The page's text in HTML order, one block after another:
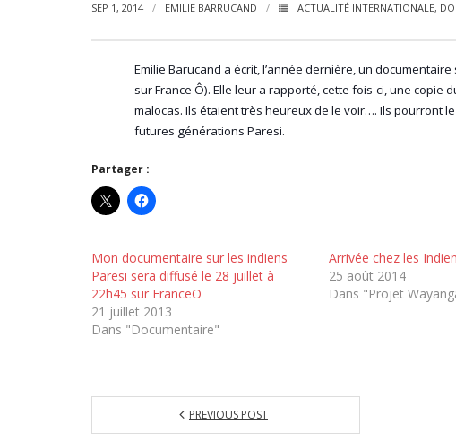
SEP 1, 2014 EMILIE BARRUCAND ACTUALITÉ INTERNATIONALE,
Emilie Barucand a écrit, l’année dernière, un
sur France Ô). Elle leur a rapporté, cette fois-ci, une copie
malocas. Ils étaient très heureux de le voir…. Ils pourront
futures générations Paresi.
Partager :
Mon documentaire sur les indiens
Paresi sera diffusé le 28 juillet à
22h45 sur FranceO
21 juillet 2013
Dans "Documentaire"
Arrivée chez les
25 août 2014
Dans "Projet
PREVIOUS POST